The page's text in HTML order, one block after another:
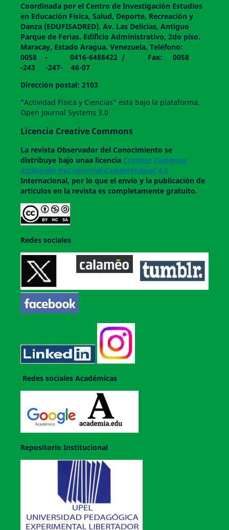
Coordinada por el Centro de Investigación Estudios
en Educación Física, Salud, Deporte, Recreación y
Danza (EDUFISADRED). Av. Las Delicias, Antiguo
Parque de Ferias. Edificio Administrativo, 2do piso.
Maracay, Estado Aragua. Venezuela. Teléfono:
0058 - 0416-6488422 / Fax: 0058
-243 -247- 46-07
Dirección postal: 2103
"Actividad Física y Ciencias" esta bajo la plataforma,
Open Journal Systems 3.0
Licencia Creative Commons
La revistaObservador del Conocimiento se
distribuye bajo unaa licencia Creative Commons
Atribución-NoComercial-CompartirIgual 4.0
Internacional, por lo que el envío y la publicación de
artículos en la revista es completamente gratuito.
Redes sociales
Redes sociales Académicas
Repositorio Institucional